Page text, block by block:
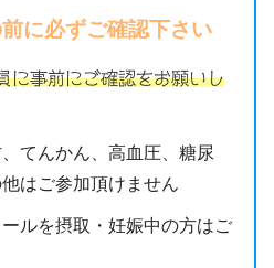
前に必ずご確認下さい
に事前にご確認をお願いし
てんかん、高血圧、糖尿
はご参加頂けません
ルを摂取・妊娠中の方はご